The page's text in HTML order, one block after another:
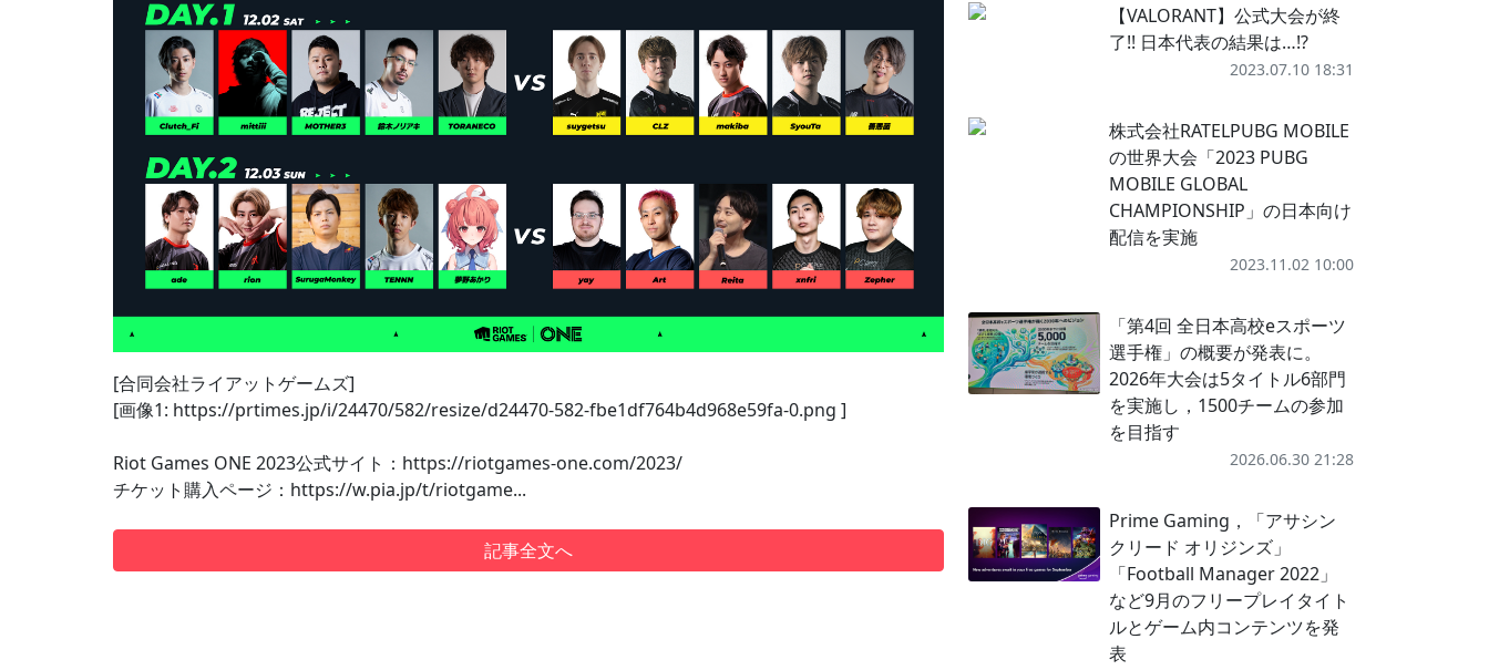
[合同会社ライアットゲームズ]
[画像1: https://prtimes.jp/i/24470/582/resize/d24470-582-fbe1df764b4d968e59fa-0.png ]
Riot Games ONE 2023公式サイト：https://riotgames-one.com/2023/
チケット購入ページ：https://w.pia.jp/t/riotgame...
記事全文へ
【VALORANT】公式大会が終
了!! 日本代表の結果は…!?
2023.07.10 18:31
株式会社RATELPUBG MOBILE
の世界大会「2023 PUBG
MOBILE GLOBAL
CHAMPIONSHIP」の日本向け
配信を実施
2023.11.02 10:00
「第4回 全日本高校eスポーツ
選手権」の概要が発表に。
2026年大会は5タイトル6部門
を実施し，1500チームの参加
を目指す
2026.06.30 21:28
Prime Gaming，「アサシン
クリード オリジンズ」
「Football Manager 2022」
など9月のフリープレイタイト
ルとゲーム内コンテンツを発
表